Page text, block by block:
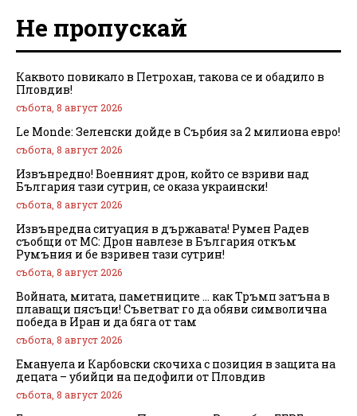
Не пропускай
Каквото повикало в Петрохан, такова се и обадило в
Пловдив!
събота, 8 август 2026
Le Monde: Зеленски дойде в Сърбия за 2 милиона евро!
събота, 8 август 2026
Извънредно! Военният дрон, който се взриви над
България тази сутрин, се оказа украински!
събота, 8 август 2026
Извънредна ситуация в държавата! Румен Радев
съобщи от МС: Дрон навлезе в България откъм
Румъния и бе взривен тази сутрин!
събота, 8 август 2026
Войната, митата, паметниците … как Тръмп затъна в
плаващи пясъци! Съветват го да обяви символична
победа в Иран и да бяга от там
събота, 8 август 2026
Емануела и Карбовски скочиха с позиция в защита на
децата – убийци на педофили от Пловдив
събота, 8 август 2026